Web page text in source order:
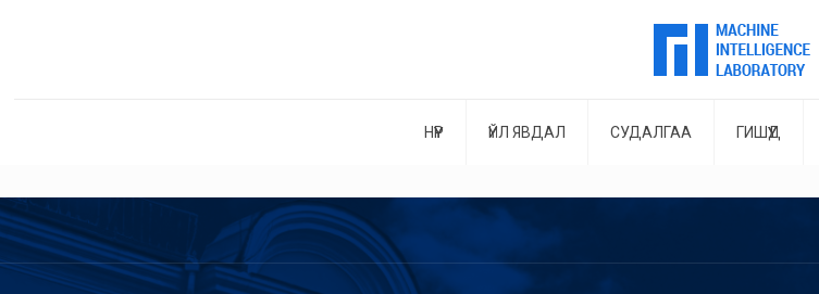
НҮҮР ҮЙЛ ЯВДАЛ СУДАЛГАА ГИШҮҮД